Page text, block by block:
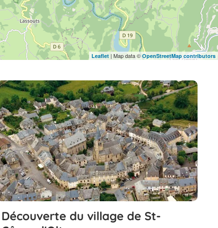
Leaflet | Map data ©OpenStreetMap contributors
Découverte du village de St-